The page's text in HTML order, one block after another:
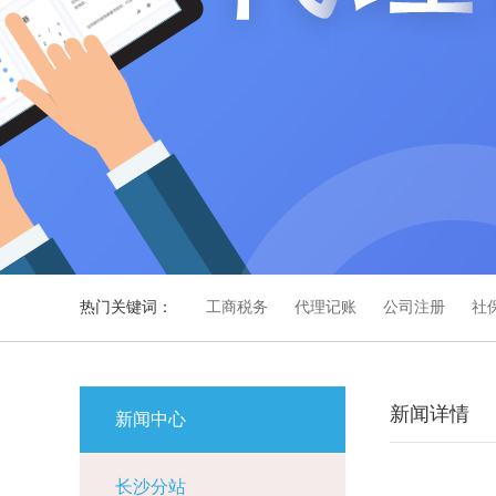
热门关键词： 工商税务 代理记账 公司注册 社
新闻中心
长沙分站
新闻详情